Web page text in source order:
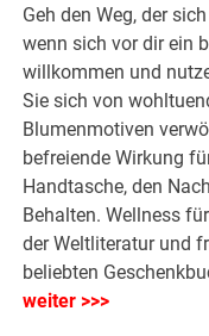
Geh den Weg, der
wenn sich vor dir ein
willkommen und
Sie sich von
Blumenmotiven
befreiende Wirkung
Handtasche, den
Behalten. Wellness
der Weltliteratur und
beliebten
weiter >>>